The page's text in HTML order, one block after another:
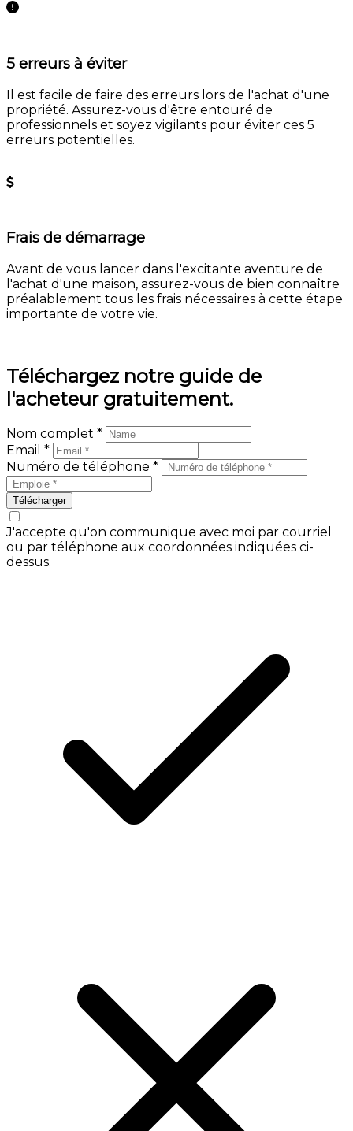
5 erreurs à éviter
Il est facile de faire des erreurs lors de l'achat d'une
propriété. Assurez-vous d'être entouré de
professionnels et soyez vigilants pour éviter ces 5
erreurs potentielles.
Frais de démarrage
Avant de vous lancer dans l'excitante aventure de
l'achat d'une maison, assurez-vous de bien connaître
préalablement tous les frais nécessaires à cette étape
importante de votre vie.
Téléchargez notre guide de
l'acheteur gratuitement.
Nom complet *
Email *
Numéro de téléphone *
Télécharger
J'accepte qu'on communique avec moi par courriel
ou par téléphone aux coordonnées indiquées ci-
dessus.